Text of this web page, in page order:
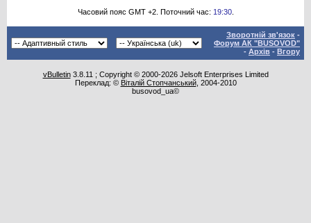
Часовий пояс GMT +2. Поточний час: 19:30.
Зворотній зв'язок -
Форум АК "BUSOVOD"
- Архів - Вгору
vBulletin3.8.11 ; Copyright © 2000-2026 Jelsoft Enterprises Limited
Переклад: © Віталій Стопчанський, 2004-2010
busovod_ua©